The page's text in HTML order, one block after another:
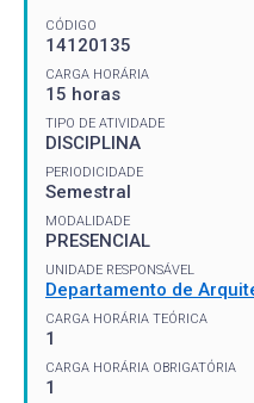
CÓDIGO
14120135
CARGA HORÁRIA
15 horas
TIPO DE ATIVIDADE
DISCIPLINA
PERIODICIDADE
Semestral
MODALIDADE
PRESENCIAL
UNIDADE RESPONSÁVEL
Departamento de
CARGA HORÁRIA TEÓRICA
1
CARGA HORÁRIA OBRIGATÓRIA
1